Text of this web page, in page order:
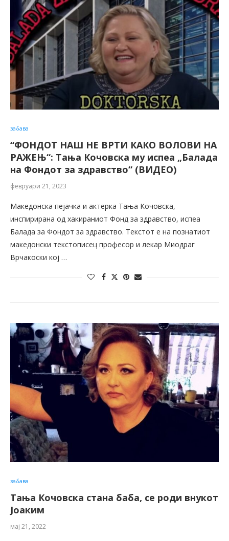
забава
“ФОНДОТ НАШ НЕ ВРТИ КАКО ВОЛОВИ НА
РАЖЕЊ“: Тања Кочовска му испеа „Балада
на Фондот за здравство“ (ВИДЕО)
февруари 21, 2023
Македонска пејачка и актерка Тања Кочовска,
инспирирана од хакираниот Фонд за здравство, испеа
Балада за Фондот за здравство. Tекстот е на познатиот
македонски текстописец професор и лекар Миодраг
Врчакоски кој …
забава
Тања Кочовска стана баба, се роди внукот
Јоаким
мај 21, 2022